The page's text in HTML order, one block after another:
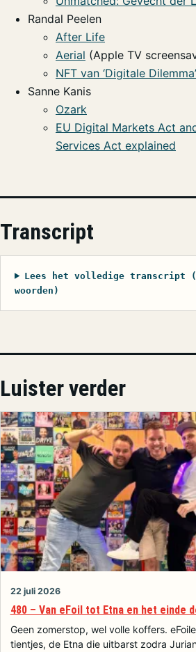
Randal Peelen
After Life
Aerial (Apple TV
NFT van ‘Digitale
Sanne Kanis
Ozark
EU Digital Markets Act
Services Act explained
Transcript
Lees het volledige transcript
woorden)
Luister verder
22 juli 2026
480 – Van eFoil tot Etna en het einde
Geen zomerstop, wel volle koffers.
tientjes, de Etna die uitbarst zodra